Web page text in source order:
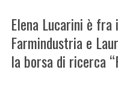
Elena Lucarini è
Farmindustria e
la borsa di ricerca